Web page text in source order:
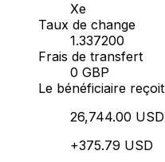
Xe
Taux de change
1.337200
Frais de transfert
0 GBP
Le bénéficiaire reçoit
26,744.00 USD
+375.79 USD